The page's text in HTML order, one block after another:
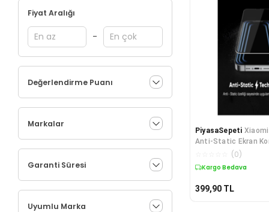
Fiyat Aralığı
-
Değerlendirme Puanı
Markalar
Garanti Süresi
Uyumlu Marka
PiyasaSepeti
Anti-Static Ekran
(0)
Kargo Bedava
399,90 TL